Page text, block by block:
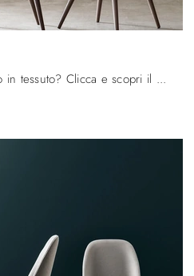
Cerchi una sedia da pranzo in tessuto? Clicca e scopri il modello Logan di Maronese per ultimare i tuoi spazi perfettamente.